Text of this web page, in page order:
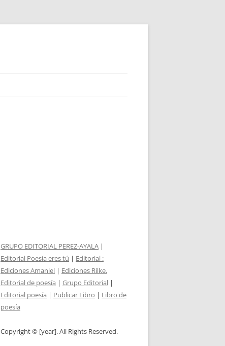
GRUPO EDITORIAL PEREZ-AYALA |
Editorial Poesía eres tú | Editorial :
Ediciones Amaniel | Ediciones Rilke.
Editorial de poesía | Grupo Editorial |
Editorial poesía | Publicar Libro | Libro de
poesía
Copyright © [year]. All Rights Reserved.